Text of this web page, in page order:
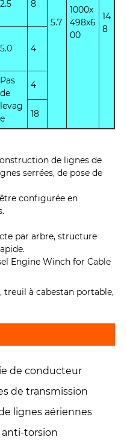
5.7
1000x
498x6
00
14
8
2.5 8
5.0 4
Pas
de
levag
e
4
18
de lignes de
serrées, de pose de
configurée en
par arbre, structure
treuil à cabestan portable,
de conducteur
de transmission
lignes aériennes
anti-torsion